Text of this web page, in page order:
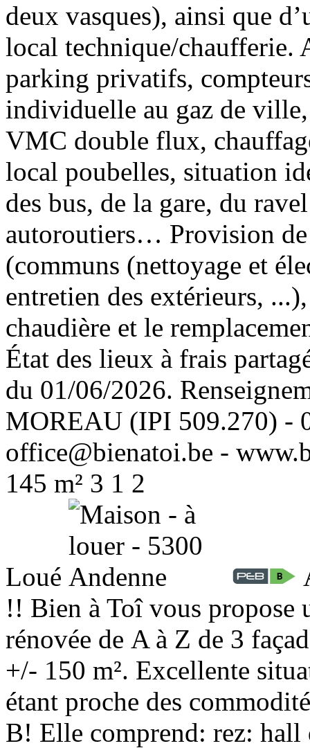
deux vasques), ainsi que
local technique/chaufferie.
parking privatifs,
individuelle au gaz de
VMC double flux,
local poubelles, situation
des bus, de la gare, du
autoroutiers… Provision de
(communs (nettoyage et
entretien des extérieurs,
chaudière et le
État des lieux à frais
du 01/06/2026.
MOREAU (IPI 509.270) -
office@bienatoi.be -
145 m² 3 1 2
Loué
!! Bien à Toî vous propose
rénovée de A à Z de 3
+/- 150 m². Excellente
étant proche des
B! Elle comprend: rez: hall